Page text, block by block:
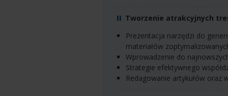
Tworzenie atrakcyjnych
Prezentacja narzędzi do generowania oryginalnych i unikalnych treści, w tym tworzenie
materiałów
Wprowadzenie do
Strategie efektywnego
Redagowanie artykułów